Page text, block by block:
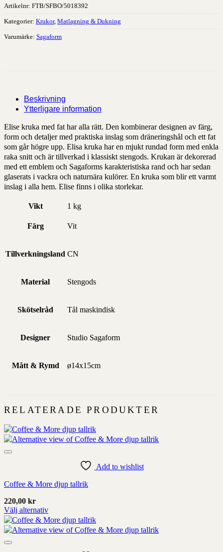
Artikelnr: FTB/SFBO/5018392
Kategorier: Krukor, Matlagning & Dukning
Varumärke: Sagaform
Beskrivning
Ytterligare information
Elise kruka med fat har alla rätt. Den kombinerar designen av färg,
form och detaljer med praktiska inslag som dräneringshål och ett fat
som går högre upp. Elisa kruka har en mjukt rundad form med enkla
raka snitt och är tillverkad i klassiskt stengods. Krukan är dekorerad
med ett emblem och Sagaforms karakteristiska rand och har sedan
glaserats i vackra och naturnära kulörer. En kruka som blir ett varmt
inslag i alla hem. Elise finns i olika storlekar.
Vikt 1 kg
Färg Vit
Tillverkningsland CN
Material Stengods
Skötselråd Tål maskindisk
Designer Studio Sagaform
Mått & Rymd ø14x15cm
RELATERADE PRODUKTER
Add to wishlist
Coffee & More djup tallrik
220,00 kr
Välj alternativ
Denna
produkt
har